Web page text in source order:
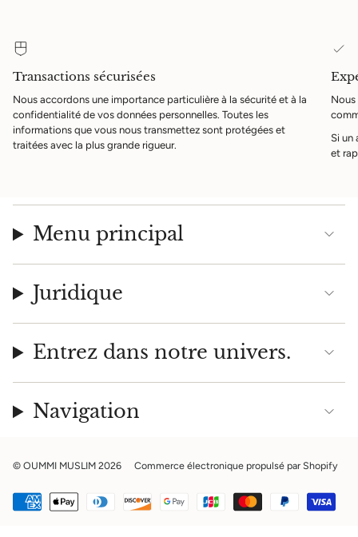
Transactions sécurisées
Nous accordons une importance particulière à la sécurité et à la
confidentialité de vos données personnelles. Toutes les
informations que vous nous transmettez sont protégées et
traitées avec la plus grande rigueur.
Si un
et
Menu principal
Juridique
Entrez dans notre univers.
Navigation
© OUMMI MUSLIM 2026 Commerce électronique propulsé par Shopify